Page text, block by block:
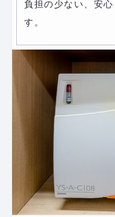
負担の少ない、安
す。